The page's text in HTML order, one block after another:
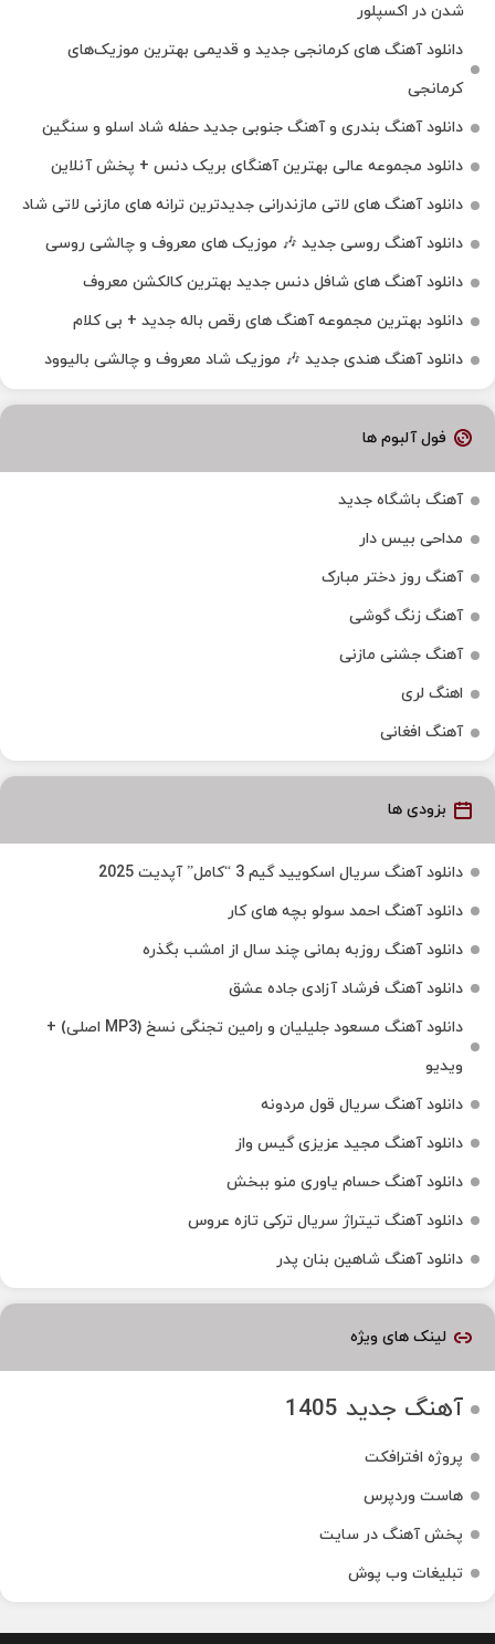
شدن در اکسپلور
دانلود آهنگ‌ های کرمانجی جدید و قدیمی بهترین موزیک‌های
کرمانجی
دانلود آهنگ بندری و آهنگ جنوبی جدید حفله شاد اسلو و سنگین
دانلود مجموعه عالی بهترین آهنگای بریک دنس + پخش آنلاین
دانلود آهنگ‌ های لاتی مازندرانی جدیدترین ترانه های مازنی لاتی شاد
دانلود آهنگ روسی جدید 🎶 موزیک‌ های معروف و چالشی روسی
دانلود آهنگ های شافل دنس جدید بهترین کالکشن معروف
دانلود بهترین مجموعه آهنگ های رقص باله جدید + بی کلام
دانلود آهنگ هندی جدید 🎶 موزیک شاد معروف و چالشی بالیوود
فول آلبوم ها
آهنگ باشگاه جدید
مداحی بیس دار
آهنگ روز دختر مبارک
آهنگ زنگ گوشی
آهنگ جشنی مازنی
اهنگ لری
آهنگ افغانی
بزودی ها
دانلود آهنگ سریال اسکویید گیم 3 “کامل” آپدیت 2025
دانلود آهنگ احمد سولو بچه های کار
دانلود آهنگ روزبه بمانی چند سال از امشب بگذره
دانلود آهنگ فرشاد آزادی جاده عشق
دانلود آهنگ مسعود جلیلیان و رامین تجنگی نسخ (MP3 اصلی) +
ویدیو
دانلود آهنگ سریال قول مردونه
دانلود آهنگ مجید عزیزی گیس واز
دانلود آهنگ حسام یاوری منو ببخش
دانلود آهنگ تیتراژ سریال ترکی تازه عروس
دانلود آهنگ شاهین بنان پدر
لینک های ویژه
آهنگ جدید 1405
پروژه افترافکت
هاست وردپرس
پخش آهنگ در سایت
تبلیغات وب پوش